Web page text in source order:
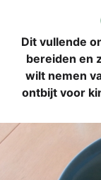
Dit vul­len­de
bereiden en
wilt nemen
ont­bijt voor